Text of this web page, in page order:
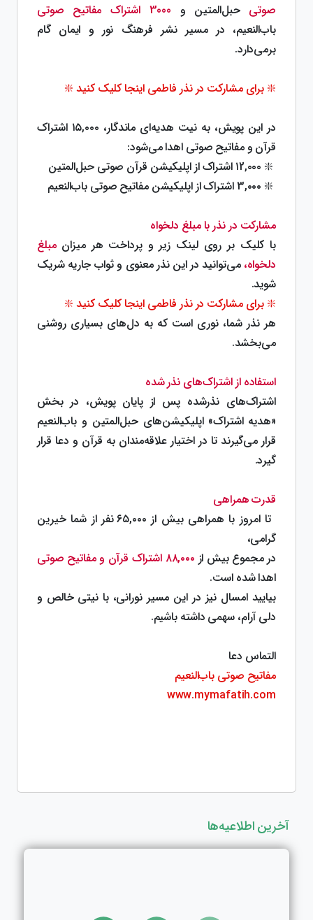
صوتی حبل‌المتین و
باب‌النعیم، در مسیر نشر فرهنگ نور و ایمان گام
برمی‌دارد.
❇️ برای مشارکت در نذر فاطمی اینجا کلیک کنید ❇️
در این پویش، به نیت هدیه‌ای ماندگار، ۱۵,۰۰۰ اشتراک
قرآن و مفاتیح صوتی اهدا می‌شود:
❇️ ۱2,۰۰۰ اشتراک از اپلیکیشن قرآن صوتی حبل‌المتین
❇️ 3,۰۰۰ اشتراک از اپلیکیشن مفاتیح صوتی باب‌النعیم
مشارکت در نذر با مبلغ دلخواه
با کلیک بر روی لینک زیر و پرداخت هر میزانمبلغ
دلخواه،می‌توانید در این نذر معنوی و ثواب جاریه شریک
شوید.
❇️ برای مشارکت در نذر فاطمی اینجا کلیک کنید ❇️
هر نذر شما، نوری است که به دل‌های بسیاری روشنی
می‌بخشد.
استفاده از اشتراک‌های نذر شده
اشتراک‌های نذرشده پس از پایان پویش، در بخش
«هدیه اشتراک» اپلیکیشن‌های حبل‌المتین و باب‌النعیم
قرار می‌گیرند تا در اختیار علاقه‌مندان به قرآن و دعا قرار
گیرد.
قدرت همراهی
تا امروز با همراهی بیش از ۶۵,۰۰۰ نفر از شما خیرین
گرامی،
در مجموع بیش از ۸۸,۰۰۰ اشتراک قرآن و مفاتیح صوتی
اهدا شده است.
بیایید امسال نیز در این مسیر نورانی، با نیتی خالص و
دلی آرام، سهمی داشته باشیم.
التماس دعا
مفاتیح صوتی باب‌النعیم
www.mymafatih.com
آخرین اطلاعیه‌ها